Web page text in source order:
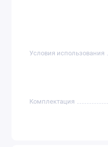
Условия использования
Комплектация